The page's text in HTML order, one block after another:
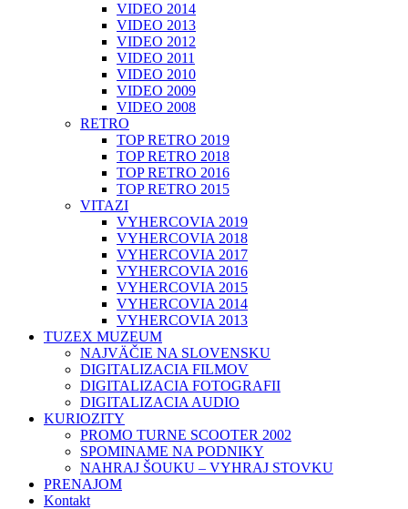
VIDEO 2014
VIDEO 2013
VIDEO 2012
VIDEO 2011
VIDEO 2010
VIDEO 2009
VIDEO 2008
RETRO
TOP RETRO 2019
TOP RETRO 2018
TOP RETRO 2016
TOP RETRO 2015
VITAZI
VYHERCOVIA 2019
VYHERCOVIA 2018
VYHERCOVIA 2017
VYHERCOVIA 2016
VYHERCOVIA 2015
VYHERCOVIA 2014
VYHERCOVIA 2013
TUZEX MUZEUM
NAJVÄČIE NA SLOVENSKU
DIGITALIZACIA FILMOV
DIGITALIZACIA FOTOGRAFII
DIGITALIZACIA AUDIO
KURIOZITY
PROMO TURNE SCOOTER 2002
SPOMINAME NA PODNIKY
NAHRAJ ŠOUKU – VYHRAJ STOVKU
PRENAJOM
Kontakt